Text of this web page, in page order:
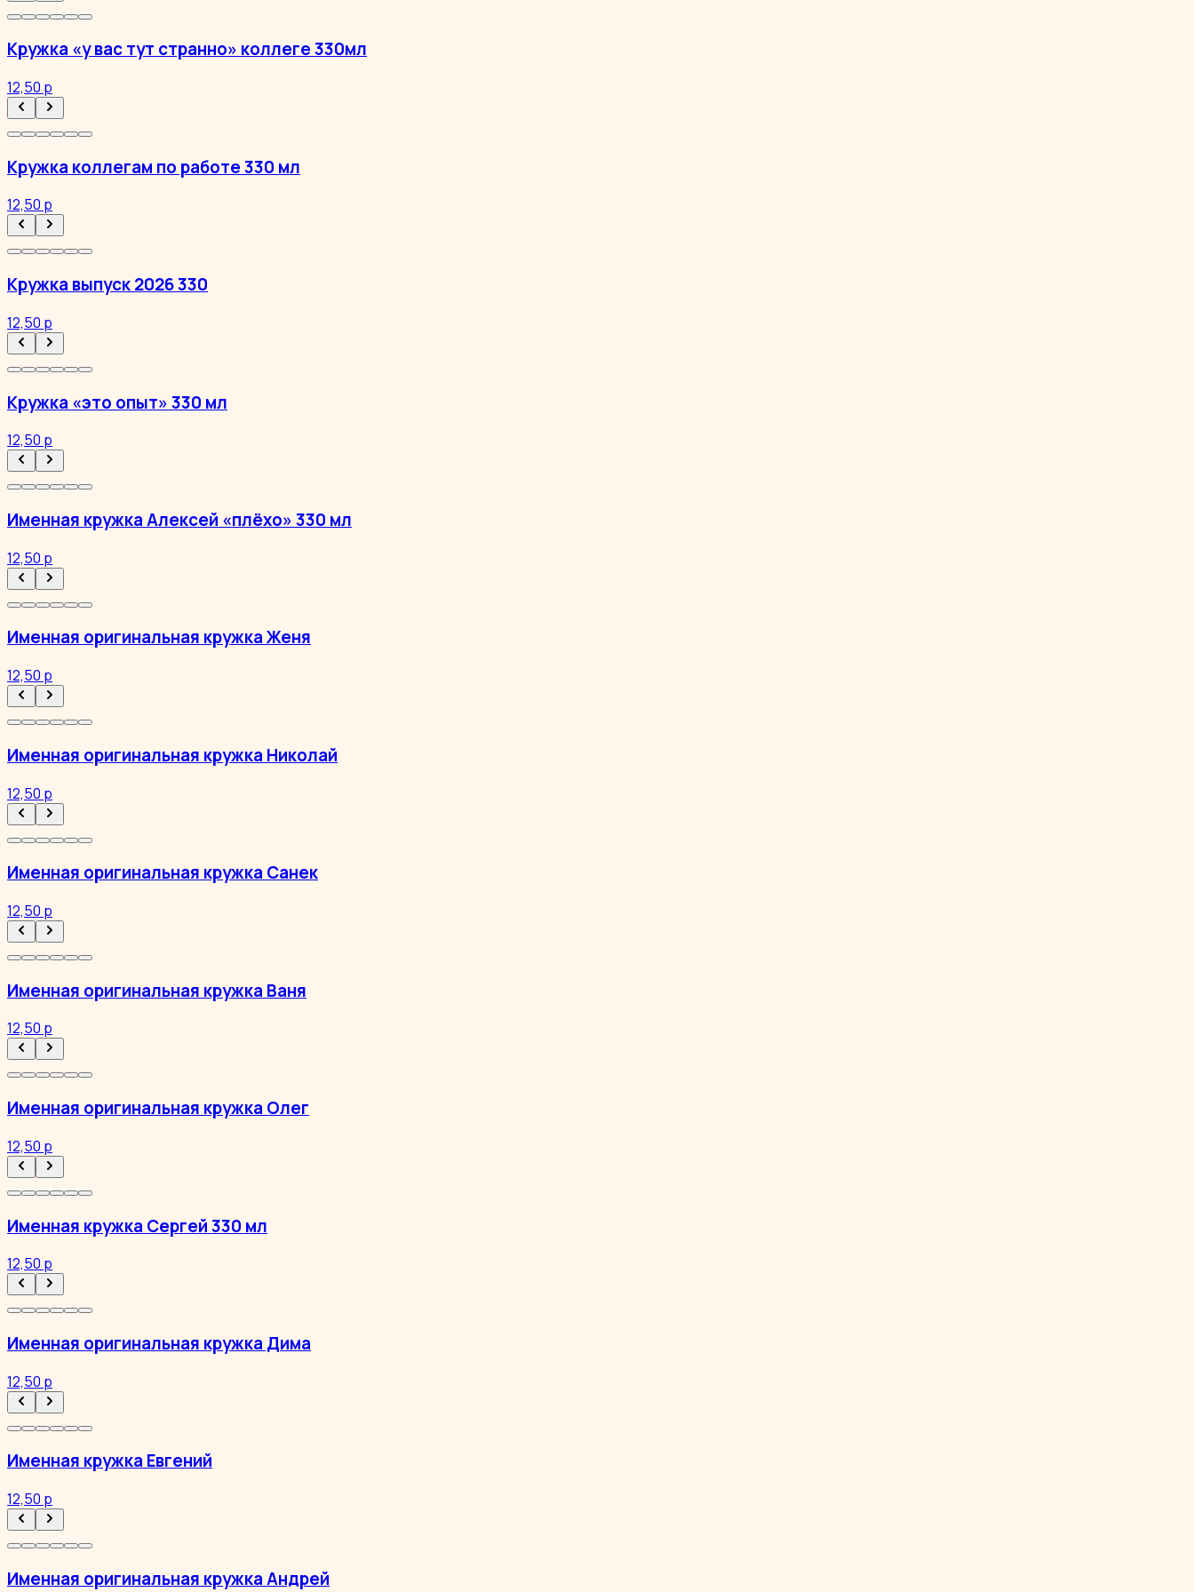
Кружка «у вас тут странно» коллеге 330мл
12,50 р
Кружка коллегам по работе 330 мл
12,50 р
Кружка выпуск 2026 330
12,50 р
Кружка «это опыт» 330 мл
12,50 р
Именная кружка Алексей «плёхо» 330 мл
12,50 р
Именная оригинальная кружка Женя
12,50 р
Именная оригинальная кружка Николай
12,50 р
Именная оригинальная кружка Санек
12,50 р
Именная оригинальная кружка Ваня
12,50 р
Именная оригинальная кружка Олег
12,50 р
Именная кружка Сергей 330 мл
12,50 р
Именная оригинальная кружка Дима
12,50 р
Именная кружка Евгений
12,50 р
Именная оригинальная кружка Андрей